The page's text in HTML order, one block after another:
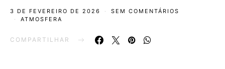
3 DE FEVEREIRO DE 2026
SEM COMENTÁRIOS
ATMOSFERA
COMPARTILHAR